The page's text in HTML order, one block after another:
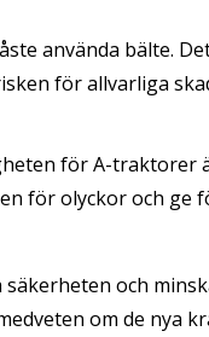
använda bälte.
för allvarliga
för A-traktorer
för olyckor och ge
och
om de nya